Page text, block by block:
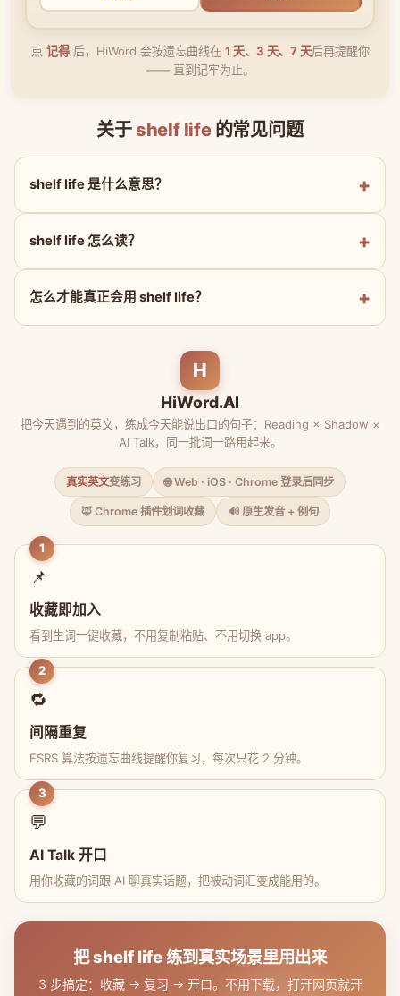
点 记得后，HiWord 会按遗忘曲线在 1 天、3 天、7 天后再提醒你
—— 直到记牢为止。
关于 shelf life的常见问题
shelf life 是什么意思？
shelf life 怎么读？
怎么才能真正会用 shelf life？
H
HiWord.AI
把今天遇到的英文，练成今天能说出口的句子：Reading × Shadow ×
AI Talk，同一批词一路用起来。
真实英文变练习 🌐 Web · iOS · Chrome 登录后同步
🦊 Chrome 插件划词收藏 🔊 原生发音 + 例句
1
📌
收藏即加入
看到生词一键收藏，不用复制粘贴、不用切换 app。
2
🔁
间隔重复
FSRS 算法按遗忘曲线提醒你复习，每次只花 2 分钟。
3
💬
AI Talk 开口
用你收藏的词跟 AI 聊真实话题，把被动词汇变成能用的。
把 shelf life 练到真实场景里用出来
3 步搞定：收藏 → 复习 → 开口。不用下载，打开网页就开